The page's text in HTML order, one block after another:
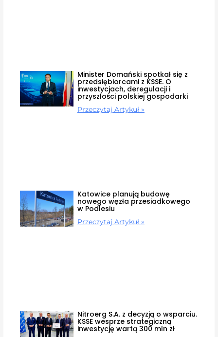
Minister Domański spotkał się z
przedsiębiorcami z KSSE. O
inwestycjach, deregulacji i
przyszłości polskiej gospodarki
Przeczytaj Artykuł »
Katowice planują budowę
nowego węzła przesiadkowego
w Podlesiu
Przeczytaj Artykuł »
Nitroerg S.A. z decyzją o wsparciu.
KSSE wesprze strategiczną
inwestycję wartą 300 mln zł